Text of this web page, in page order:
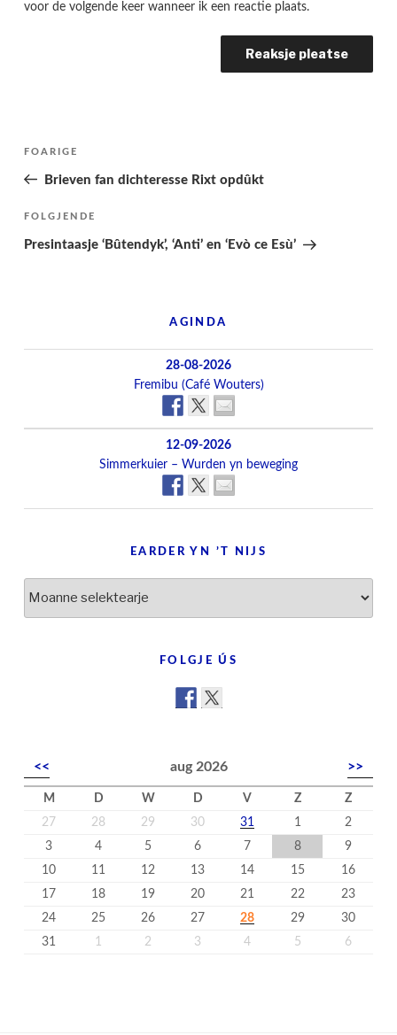
voor de volgende keer wanneer ik een reactie plaats.
Berichtnavigatie
Folgjende
pagina
FOARIGE
Brieven fan dichteresse Rixt opdûkt
Folgjend
berjocht
FOLGJENDE
Presintaasje ‘Bûtendyk’, ‘Anti’ en ‘Evò ce Esù’
AGINDA
28-08-2026
Fremibu (Café Wouters)
12-09-2026
Simmerkuier – Wurden yn beweging
EARDER YN ’T NIJS
FOLGJE ÚS
<< aug 2026 >>
M D W D V Z
Z
27
28 29 30 31 1
2
3
4 5 6 7 8
9
10
11 12 13 14 15
16
17
18 19 20 21 22
23
24
25 26 27 28 29
30
31
1 2 3 4 5 6